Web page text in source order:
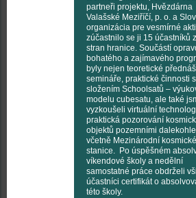
partneři projektu, Hvězdárna
Valašské Meziříčí, p. o. a
organizácia pre vesmírné
zúčastnilo se ji 15 účastníků
stran hranice. Součástí
bohatého a zajímavého
byly nejen teoretické
semináře, praktické činnosti
složením Schoolsatů –
modelu cubesatu, ale také
vyzkoušeli virtuální
praktická pozorování
objektů pozemními
včetně Mezinárodní kosmické
stanice. Po úspěšném
víkendové školy a nedělní
samostatné práce obdrželi
účastníci certifikát o
této školy.